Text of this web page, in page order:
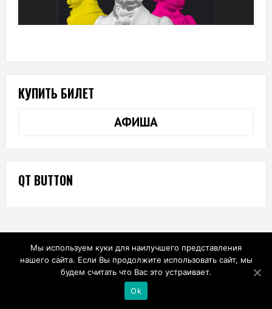
КУПИТЬ БИЛЕТ
АФИША
QT BUTTON
Мы используем куки для наилучшего представления
нашего сайта. Если Вы продолжите использовать сайт, мы
будем считать что Вас это устраивает.
Ok